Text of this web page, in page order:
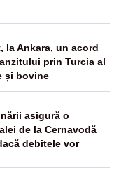
la Ankara, un acord
prin Turcia al
și bovine
asigură o
de la Cernavodă
debitele vor